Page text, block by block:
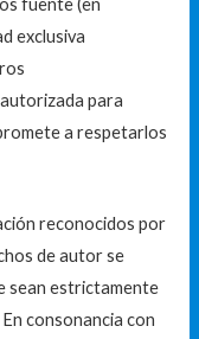
exclusiva
para
a respetarlos
reconocidos por
de autor se
sean estrictamente
consonancia con